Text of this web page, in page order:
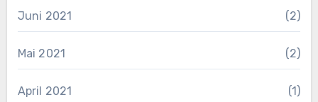
Juni 2021 (2)
Mai 2021 (2)
April 2021 (1)